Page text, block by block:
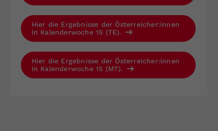
Hier die Ergebnisse der Österreicher:innen
in Kalenderwoche 15 (TE).
Hier die Ergebnisse der Österreicher:innen
in Kalenderwoche 15 (MT).